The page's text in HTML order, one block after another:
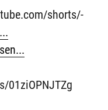
shorts/-
01ziOPNJTZg